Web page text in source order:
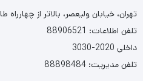
تهران، خیابان ولیعصر، بالاتر از چهارراه
تلفن اطلاعات: 88906521
داخلی 2020-3030
تلفن مدیریت: 88898484